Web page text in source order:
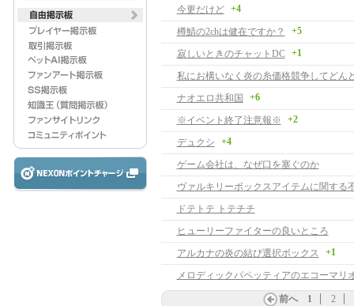
今更だけど +4
樽鯖の2chは健在ですか？ +5
寂しいときのチャットDC +1
ナオエロ共和国 +6
※イベント終了注意報※ +2
デュクシ +4
ゲーム会社は、なぜ口を塞ぐのか
ヴァルキリーボックスアイテムに関する
ドテトテ トテチチ
ヒューリーファイターの良いところ
アルカナの炎の結び選択ボックス
+1
前へ 1 2